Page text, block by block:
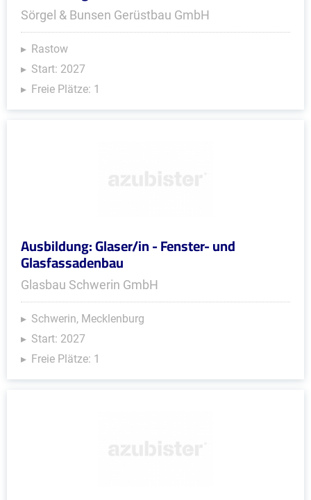
Sörgel & Bunsen Gerüstbau GmbH
Rastow
Start: 2027
Freie Plätze: 1
Ausbildung: Glaser/in - Fenster- und
Glasfassadenbau
Glasbau Schwerin GmbH
Schwerin, Mecklenburg
Start: 2027
Freie Plätze: 1